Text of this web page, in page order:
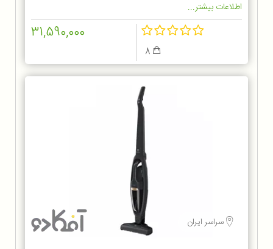
اطلاعات بیشتر...
31,590,000
سراسر ایران